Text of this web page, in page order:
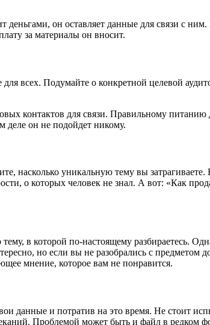
деньгами, он оставляет данные для связи с
за материалы он вносит.
для всех. Подумайте о конкретной целевой
контактов для связи. Правильному питанию
деле он не подойдет никому.
насколько уникальную тему вы
о которых человек не знал. А вот: «Как
в которой по-настоящему разбираетесь.
но если вы не разобрались с предметом
мнение, которое вам не понравится.
данные и потратив на это время. Не стоит
Проблемой может быть и файл в редком